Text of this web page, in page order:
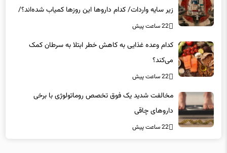
زیر سایه واردات/ کدام داروها این روزها کمیاب شده‌اند؟/
«کشور سه ماه ذخیره دارویی دارد»
22 ساعت پیش
کدام وعده غذایی به کاهش خطر ابتلا به سرطان کمک
می‌کند؟
22 ساعت پیش
مخالفت شدید یک فوق تخصص روماتولوژی با برخی
داروهای چاقی
22 ساعت پیش